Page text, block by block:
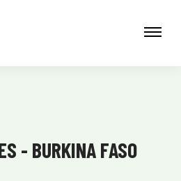
- BURKINA FASO